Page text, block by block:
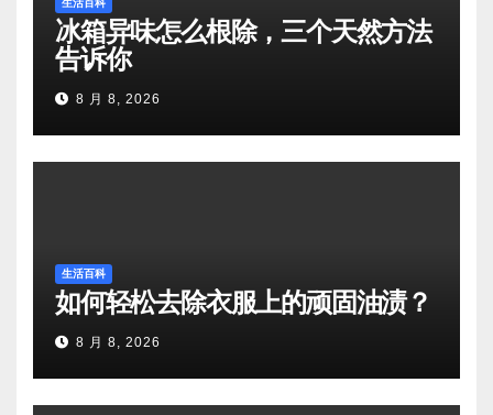
生活百科
冰箱异味怎么根除，三个天然方法
告诉你
8 月 8, 2026
生活百科
如何轻松去除衣服上的顽固油渍？
8 月 8, 2026